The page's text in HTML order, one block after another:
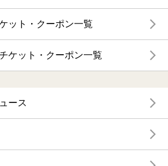
ット・クーポン一覧
ケット・クーポン一覧
ース